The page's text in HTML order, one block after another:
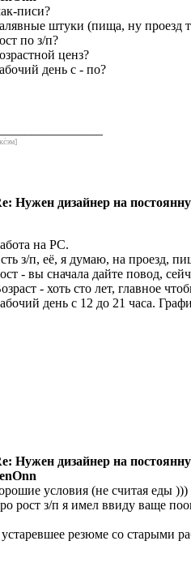
писи?
штуки (пища, ну проезд
по з/п?
ценз?
день с - по?
Нужен дизайнер на
на PC.
з/п, её, я думаю, на проезд,
- вы сначала дайте повод,
- хоть сто лет, главное
день с 12 до 21 часа.
Нужен дизайнер на
условия (не считая еды
рост з/п я имел ввиду ваще
устаревшее резюме со старыми